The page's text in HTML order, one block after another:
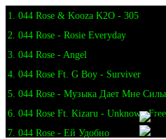
1. 044 Rose & Kooza K2O - 305
2. 044 Rose - Rosie Everyday
3. 044 Rose - Angel
4. 044 Rose Ft. G Boy - Surviver
5. 044 Rose - Музыка Дает Мне Силы
6. 044 Rose Ft. Kizaru - Unknown
7. 044 Rose - Ей Удобно